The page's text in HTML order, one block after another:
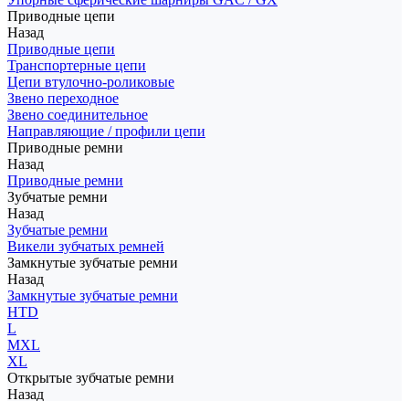
Приводные цепи
Назад
Приводные цепи
Транспортерные цепи
Цепи втулочно-роликовые
Звено переходное
Звено соединительное
Направляющие / профили цепи
Приводные ремни
Назад
Приводные ремни
Зубчатые ремни
Назад
Зубчатые ремни
Викели зубчатых ремней
Замкнутые зубчатые ремни
Назад
Замкнутые зубчатые ремни
HTD
L
MXL
XL
Открытые зубчатые ремни
Назад